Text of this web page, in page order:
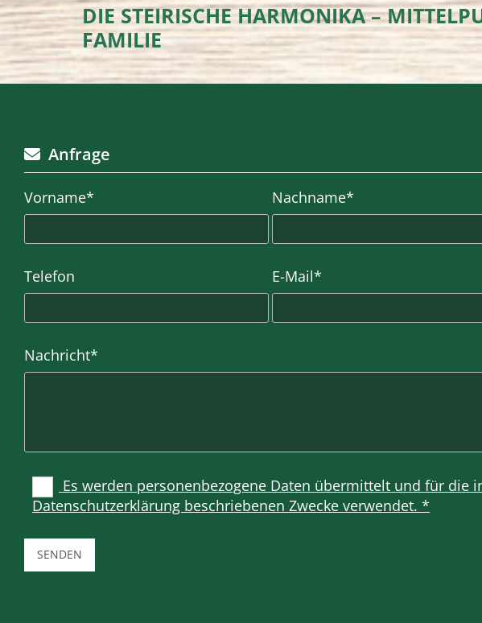
DIE STEIRISCHE HARMONIKA –
FAMILIE
 Anfrage
Vorname* Nachname*
Telefon E-Mail*
Nachricht*
Es werden personenbezogene Daten übermittelt und für die
Datenschutzerklärung beschriebenen Zwecke verwendet. *